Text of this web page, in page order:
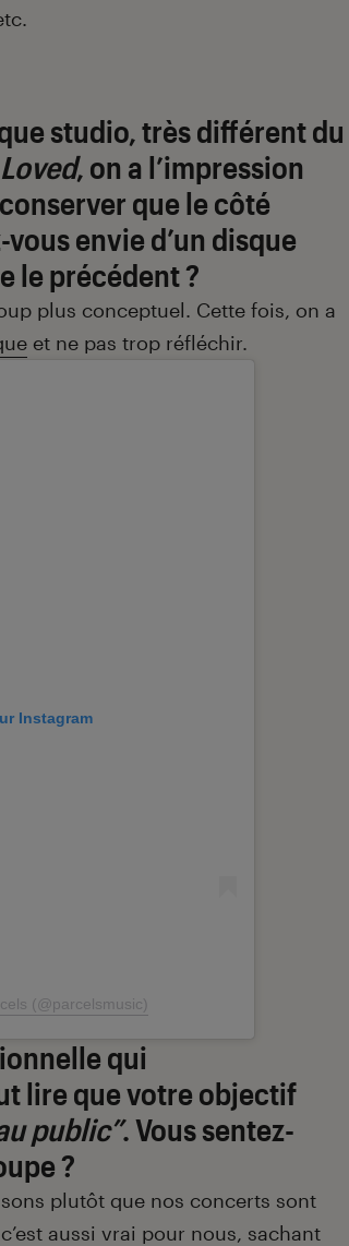
studio, très différent du
Loved, on a l’impression
que le côté
envie d’un disque
le précédent ?
plus conceptuel. Cette fois, on a
et ne pas trop réfléchir.
Instagram
(@parcelsmusic)
qui
lire que votre objectif
public”. Vous sentez-
?
plutôt que nos concerts sont
aussi vrai pour nous, sachant